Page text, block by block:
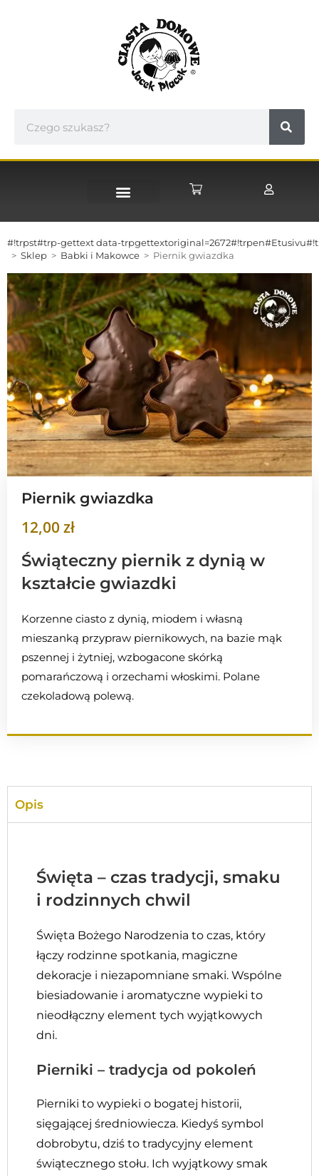
#!trpst#trp-gettext data-
> Sklep > Babki i Makowce > Piernik gwiazdka
Piernik gwiazdka
12,00 zł
Świąteczny piernik z dynią w
kształcie gwiazdki
Korzenne ciasto z dynią, miodem i własną
mieszanką przypraw piernikowych, na bazie mąk
pszennej i żytniej, wzbogacone skórką
pomarańczową i orzechami włoskimi. Polane
czekoladową polewą.
Opis
Święta – czas tradycji, smaku
i rodzinnych chwil
Święta Bożego Narodzenia to czas, który
łączy rodzinne spotkania, magiczne
dekoracje i niezapomniane smaki. Wspólne
biesiadowanie i aromatyczne wypieki to
nieodłączny element tych wyjątkowych
dni.
Pierniki – tradycja od pokoleń
Pierniki to wypieki o bogatej historii,
sięgającej średniowiecza. Kiedyś symbol
dobrobytu, dziś to tradycyjny element
świątecznego stołu. Ich wyjątkowy smak